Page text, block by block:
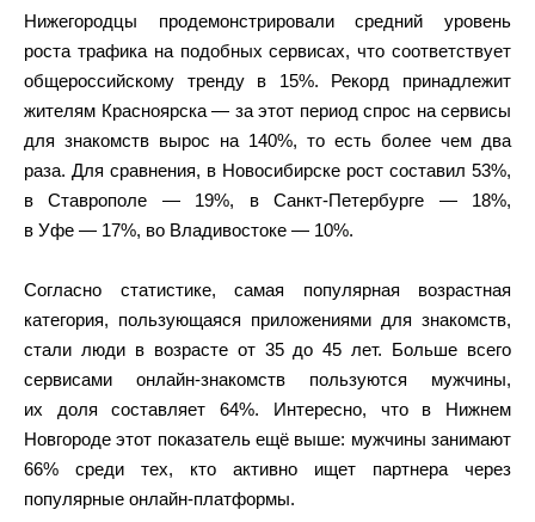
Нижегородцы продемонстрировали средний уровень
роста трафика на подобных сервисах, что соответствует
общероссийскому тренду в 15%. Рекорд принадлежит
жителям Красноярска — за этот период спрос на сервисы
для знакомств вырос на 140%, то есть более чем два
раза. Для сравнения, в Новосибирске рост составил 53%,
в Ставрополе — 19%, в Санкт-Петербурге — 18%,
в Уфе — 17%, во Владивостоке — 10%.
Согласно статистике, самая популярная возрастная
категория, пользующаяся приложениями для знакомств,
стали люди в возрасте от 35 до 45 лет. Больше всего
сервисами онлайн-знакомств пользуются мужчины,
их доля составляет 64%. Интересно, что в Нижнем
Новгороде этот показатель ещё выше: мужчины занимают
66% среди тех, кто активно ищет партнера через
популярные онлайн-платформы.